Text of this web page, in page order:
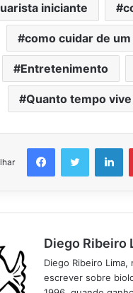
iniciante
como cuidar de
Entretenimento
Quanto tempo
FacebookTwitter
Diego Ribeiro
Diego Ribeiro
escrever sobre